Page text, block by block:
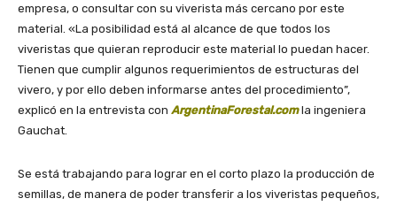
empresa, o consultar con su viverista más cercano por este
material. «La posibilidad está al alcance de que todos los
viveristas que quieran reproducir este material lo puedan hacer.
Tienen que cumplir algunos requerimientos de estructuras del
vivero, y por ello deben informarse antes del procedimiento”,
explicó en la entrevista con ArgentinaForestal.comla ingeniera
Gauchat.
Se está trabajando para lograr en el corto plazo la producción de
semillas, de manera de poder transferir a los viveristas pequeños,